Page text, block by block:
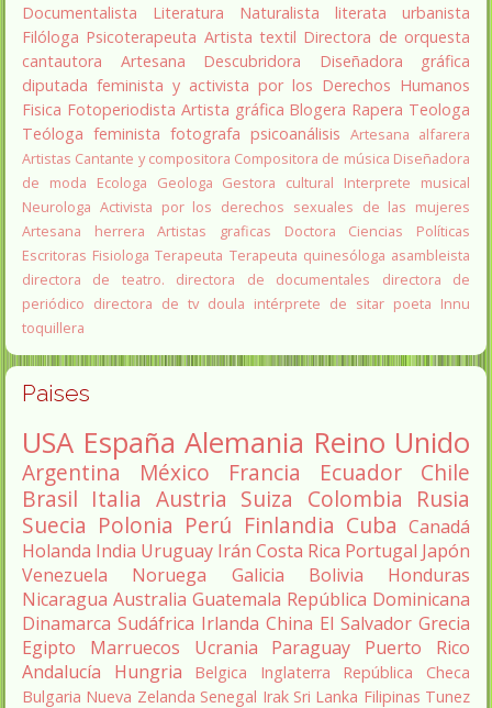
Documentalista
Literatura Naturalista literata
urbanista
Filóloga Psicoterapeuta Artista textil Directora de orquesta
cantautora
Artesana Descubridora
Diseñadora gráfica
diputada feminista y activista por los Derechos Humanos
Fisica Fotoperiodista Artista gráfica Blogera Rapera Teologa
Teóloga feminista fotografa psicoanálisis Artesana alfarera
Artistas Cantante y compositora Compositora de música Diseñadora
de moda
Ecologa Geologa Gestora cultural
Interprete musical
Neurologa Activista por los derechos sexuales de las mujeres
Artesana herrera
Artistas graficas
Doctora Ciencias Políticas
Escritoras Fisiologa Terapeuta Terapeuta quinesóloga asambleista
directora de teatro.
directora de documentales
directora de
periódico directora de tv doula intérprete de sitar poeta Innu
toquillera
Paises
USA España Alemania Reino Unido
Argentina México Francia Ecuador
Chile
Brasil Italia Austria Suiza Colombia Rusia
Suecia Polonia Perú Finlandia Cuba Canadá
Holanda India Uruguay Irán Costa Rica Portugal Japón
Venezuela
Noruega Galicia Bolivia
Honduras
Nicaragua Australia Guatemala República Dominicana
Dinamarca Sudáfrica Irlanda China El Salvador Grecia
Egipto
Marruecos Ucrania Paraguay
Puerto Rico
Andalucía
Hungria Belgica Inglaterra
República Checa
Bulgaria Nueva Zelanda Senegal Irak Sri Lanka Filipinas Tunez